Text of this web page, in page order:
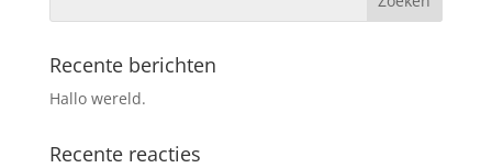
Recente berichten
Hallo wereld.
Recente reacties